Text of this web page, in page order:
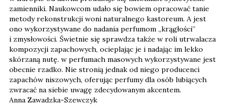
zamienniki. Naukowcom udało się bowiem opracować tanie
metody rekonstrukcji woni naturalnego kastoreum. A jest
ono wykorzystywane do nadania perfumom „krągłości”
i zmysłowości. Świetnie się sprawdza także w roli utrwalacza
kompozycji zapachowych, ocieplając je i nadając im lekko
skórzaną nutę. w perfumach masowych wykorzystywane jest
obecnie rzadko. Nie stronią jednak od niego producenci
zapachów niszowych, oferując perfumy dla osób lubiących
zwracać na siebie uwagę zdecydowanym akcentem.
Anna Zawadzka-Szewczyk